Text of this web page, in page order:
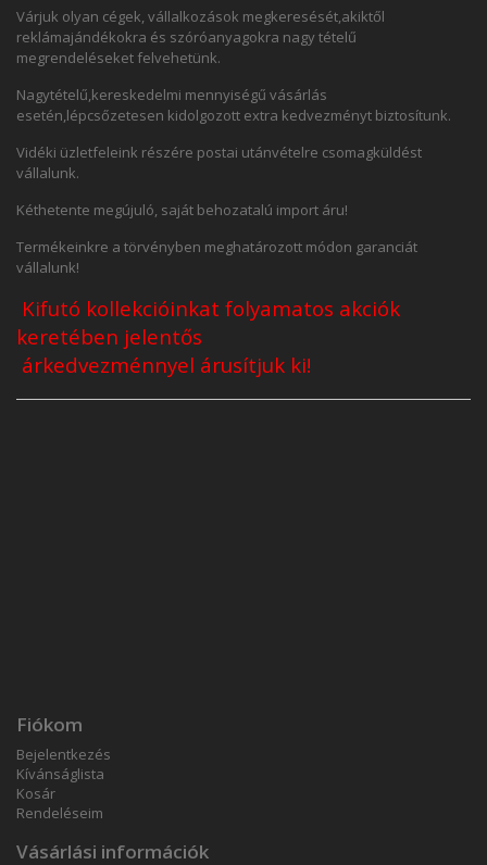
Várjuk olyan cégek, vállalkozások megkeresését,akiktől
reklámajándékokra és szóróanyagokra nagy tételű
megrendeléseket felvehetünk.
Nagytételű,kereskedelmi mennyiségű vásárlás
esetén,lépcsőzetesen kidolgozott extra kedvezményt biztosítunk.
Vidéki üzletfeleink részére postai utánvételre csomagküldést
vállalunk.
Kéthetente megújuló, saját behozatalú import áru!
Termékeinkre a törvényben meghatározott módon garanciát
vállalunk!
Kifutó kollekcióinkat folyamatos akciók
keretében jelentős
árkedvezménnyel árusítjuk ki!
Fiókom
Bejelentkezés
Kívánságlista
Kosár
Rendeléseim
Vásárlási információk